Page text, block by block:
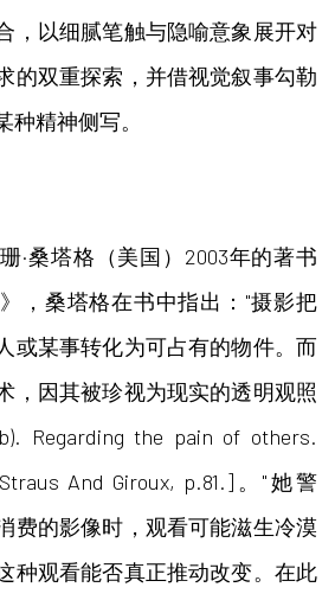
，以细腻笔触与隐喻意象展开对
的双重探索，并借视觉叙事勾勒
精神侧写。
·桑塔格（美国）2003年的著书
，桑塔格在书中指出："摄影把
或某事转化为可占有的物件。而
，因其被珍视为现实的透明观照
Regarding the pain of others.
And Giroux, p.81.]。"她警
费的影像时，观看可能滋生冷漠
种观看能否真正推动改变。在此